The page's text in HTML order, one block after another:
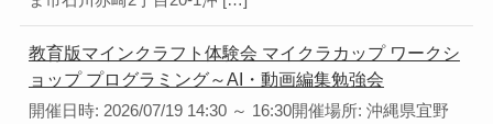
教育版マインクラフト体験会 マイクラカップ ワークシ
ョップ プログラミング～AI・動画編集勉強会
開催日時: 2026/07/19 14:30 ～ 16:30開催場所: 沖縄県宜野